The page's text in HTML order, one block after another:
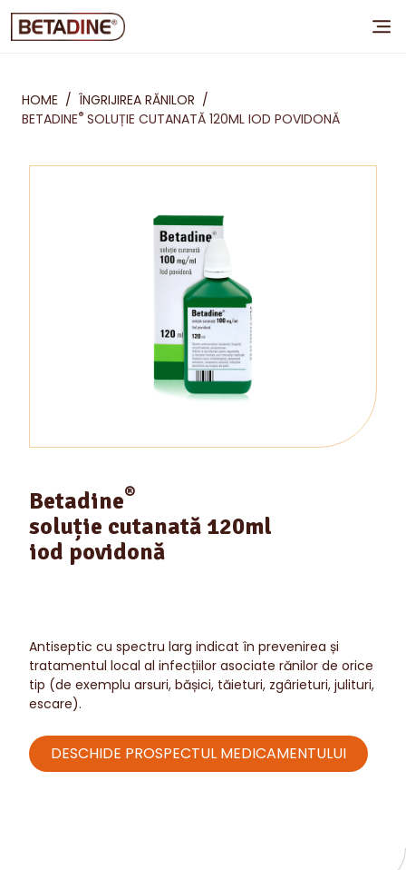
HOME / ÎNGRIJIREA RĂNILOR /
BETADINE® SOLUȚIE CUTANATĂ 120ML IOD POVIDONĂ
Betadine®
soluție cutanată 120ml
iod povidonă
Antiseptic cu spectru larg indicat în prevenirea și
tratamentul local al infecțiilor asociate rănilor de orice
tip (de exemplu arsuri, bășici, tăieturi, zgârieturi, julituri,
escare).
DESCHIDE PROSPECTUL MEDICAMENTULUI